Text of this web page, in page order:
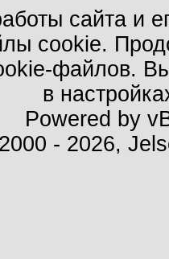
сайта и
cookie.
файлов.
в
Powered by
- 2026,